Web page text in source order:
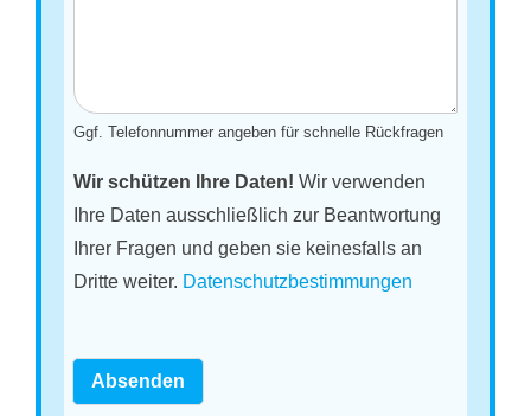
Ggf. Telefonnummer angeben für schnelle Rückfragen
Wir schützen Ihre Daten! Wir verwenden
Ihre Daten ausschließlich zur Beantwortung
Ihrer Fragen und geben sie keinesfalls an
Dritte weiter. Datenschutzbestimmungen
Absenden